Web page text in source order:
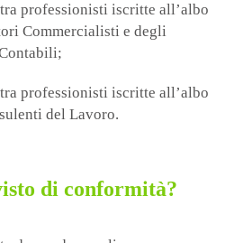
professionisti iscritte all’albo
Commercialisti e degli
professionisti iscritte all’albo
del Lavoro.
di conformità?